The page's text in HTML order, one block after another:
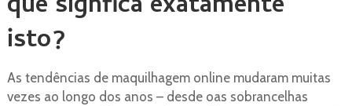
isto?
As tendências de maquilhagem online mudaram muitas
vezes ao longo dos anos – desde oas sobrancelhas